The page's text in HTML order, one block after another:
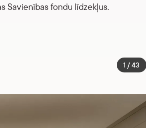
Savienības fondu līdzekļus.
1 / 43